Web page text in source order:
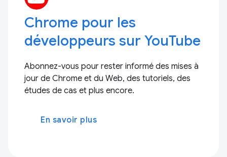
Chrome pour les
développeurs sur YouTube
Abonnez-vous pour rester informé des mises à
jour de Chrome et du Web, des tutoriels, des
études de cas et plus encore.
En savoir plus